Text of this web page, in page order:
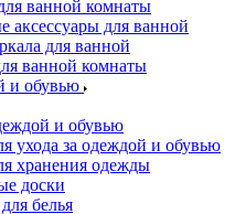
ванной комнаты
аксессуары для ванной
для ванной
ванной комнаты
и обувью
и обувью
ухода за одеждой и обувью
хранения одежды
доски
белья